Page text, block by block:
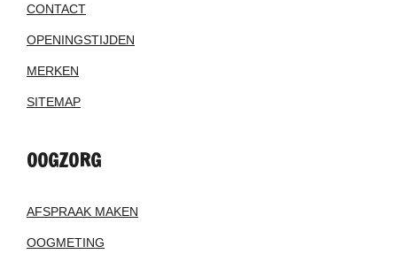
CONTACT
OPENINGSTIJDEN
MERKEN
SITEMAP
OOGZORG
AFSPRAAK MAKEN
OOGMETING